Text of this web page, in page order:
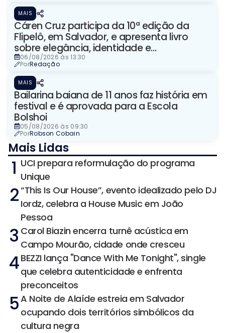
MAIS
Cáren Cruz participa da 10ª edição da
Flipelô, em Salvador, e apresenta livro
sobre elegância, identidade e
representação
06/08/2026 às 13:30
PorRedação
MAIS
Bailarina baiana de 11 anos faz história em
festival e é aprovada para a Escola
Bolshoi
05/08/2026 às 09:30
PorRobson Cobain
Mais Lidas
1 UCI prepara reformulação do programa
Unique
2“This Is Our House”, evento idealizado pelo DJ
Iordz, celebra a House Music em João
Pessoa
3 Carol Biazin encerra turnê acústica em
Campo Mourão, cidade onde cresceu
4BEZZI lança "Dance With Me Tonight", single
que celebra autenticidade e enfrenta
preconceitos
5A Noite de Alaíde estreia em Salvador
ocupando dois territórios simbólicos da
cultura negra